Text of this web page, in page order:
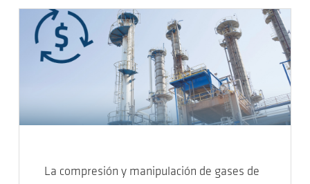
La compresión y manipulación de gases de